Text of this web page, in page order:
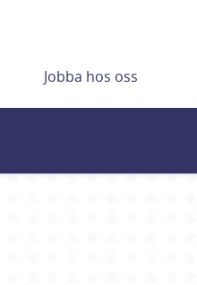
Jobba hos oss